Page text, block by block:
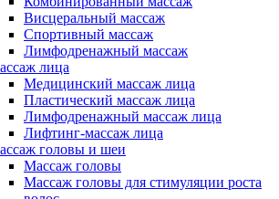
Висцеральный массаж
Спортивный массаж
Лимфодренажный массаж
лица
Медицинский массаж лица
Пластический массаж лица
Лимфодренажный массаж лица
Лифтинг-массаж лица
головы и шеи
Массаж головы
Массаж головы для стимуляции роста